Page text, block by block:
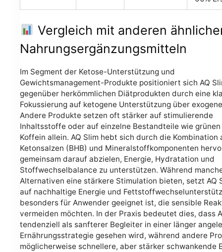
Vergleich mit anderen
Nahrungsergänzungsmitteln
Im Segment der Ketose-Unterstützung und
Gewichtsmanagement-Produkte positioniert sich AQ
gegenüber herkömmlichen Diätprodukten durch eine
Fokussierung auf ketogene Unterstützung über
Andere Produkte setzen oft stärker auf stimulierende
Inhaltsstoffe oder auf einzelne Bestandteile wie grünen
Koffein allein. AQ Slim hebt sich durch die Kombination
Ketonsalzen (BHB) und Mineralstoffkomponenten
gemeinsam darauf abzielen, Energie, Hydratation und
Stoffwechselbalance zu unterstützen. Während
Alternativen eine stärkere Stimulation bieten, setzt AQ
auf nachhaltige Energie und
besonders für Anwender geeignet ist, die sensible
vermeiden möchten. In der Praxis bedeutet dies, dass
tendenziell als sanfterer Begleiter in einer länger
Ernährungsstrategie gesehen wird, während andere
möglicherweise schnellere, aber stärker schwankende